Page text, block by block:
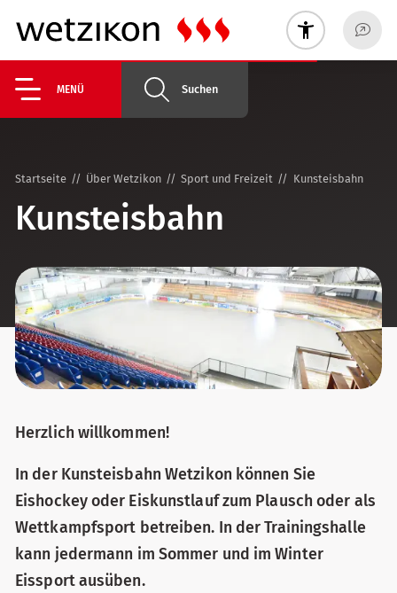
MENÜ Suchen
Startseite Über Wetzikon Sport und Freizeit Kunsteisbahn
Kunsteisbahn
Herzlich willkommen!
In der Kunsteisbahn Wetzikon können Sie
Eishockey oder Eiskunstlauf zum Plausch oder als
Wettkampfsport betreiben. In der Trainingshalle
kann jedermann im Sommer und im Winter
Eissport ausüben.